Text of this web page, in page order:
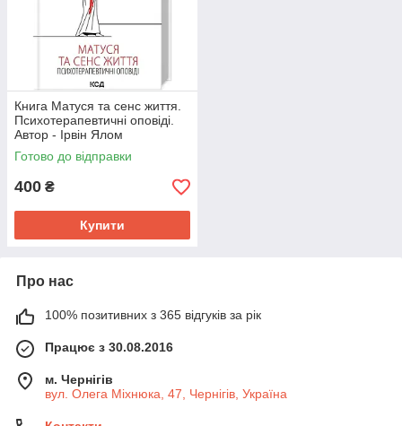
Книга Матуся та сенс життя.
Психотерапевтичні оповіді.
Автор - Ірвін Ялом
Готово до відправки
400 ₴
Купити
Про нас
100% позитивних з 365 відгуків за рік
Працює з 30.08.2016
м. Чернігів
вул. Олега Міхнюка, 47, Чернігів, Україна